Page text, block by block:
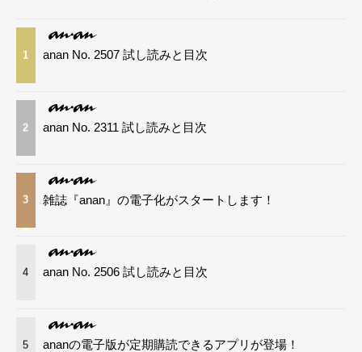
1 anan No. 2507 試し読みと目次
2 anan No. 2311 試し読みと目次
3 雑誌『anan』の電子化がスタートします！
4 anan No. 2506 試し読みと目次
5 ananの電子版が定期購読できるアプリが登場！